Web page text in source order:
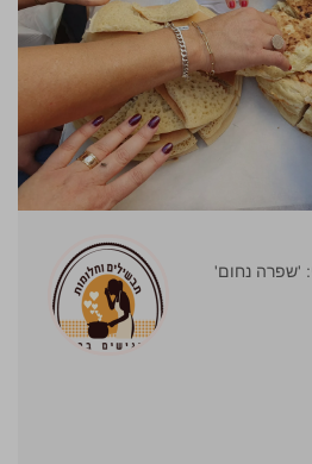
'שפרה נחום'